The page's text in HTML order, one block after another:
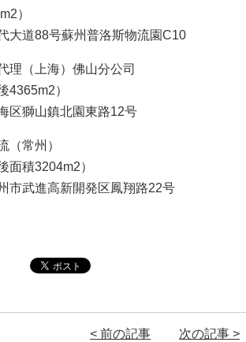
）
大道88号蘇州普洛斯物流園C10
理（上海）佛山分公司
4365m2）
区獅山鎮北園東路12号
（常州）
面積3204m2）
市武進高新開発区鳳翔路22号
< 前の記事 次の記事 >